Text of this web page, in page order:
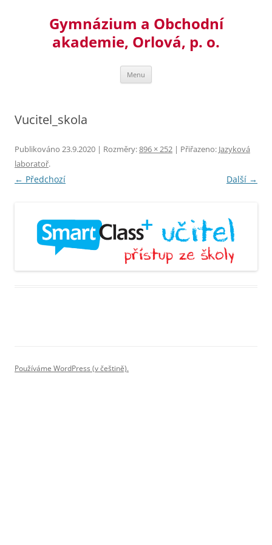
Gymnázium a Obchodní
akademie, Orlová, p. o.
Menu
Vucitel_skola
Publikováno 23.9.2020 | Rozměry:896 × 252 | Přiřazeno: Jazyková
laboratoř.
← Předchozí Další →
Používáme WordPress (v češtině).